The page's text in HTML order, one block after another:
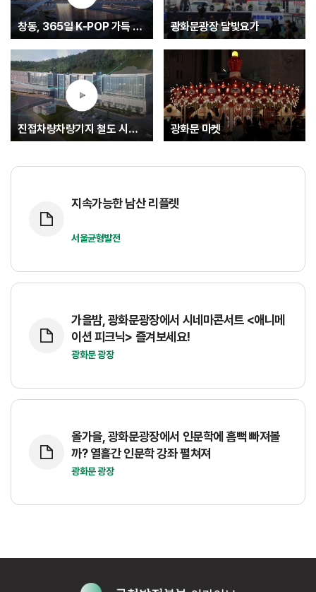
창동, 365일 K-POP 가득 글로벌 문화중심지로.... K-엔터타운
진접차량차량기지 철도 시험운행(최종)
광화문광장 달빛요가
광화문 마켓
지속가능한 남산 리플렛
서울균형발전
가을밤, 광화문광장에서 시네마콘서트 <애니메
이션 피크닉> 즐겨보세요!
광화문 광장
올가을, 광화문광장에서 인문학에 흠뻑 빠져볼
까? 열흘간 인문학 강좌 펼쳐져
광화문 광장